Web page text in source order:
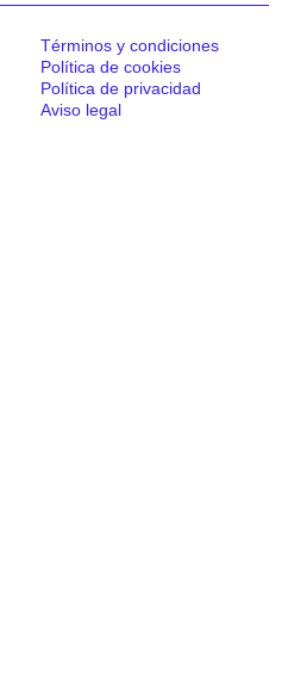
Términos y condiciones
Política de cookies
Política de privacidad
Aviso legal